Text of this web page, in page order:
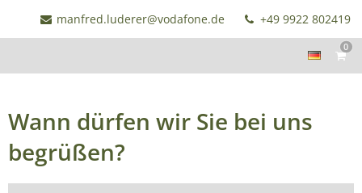
manfred.luderer@vodafone.de +49 9922 802419
0
Wann dürfen wir Sie bei uns
begrüßen?